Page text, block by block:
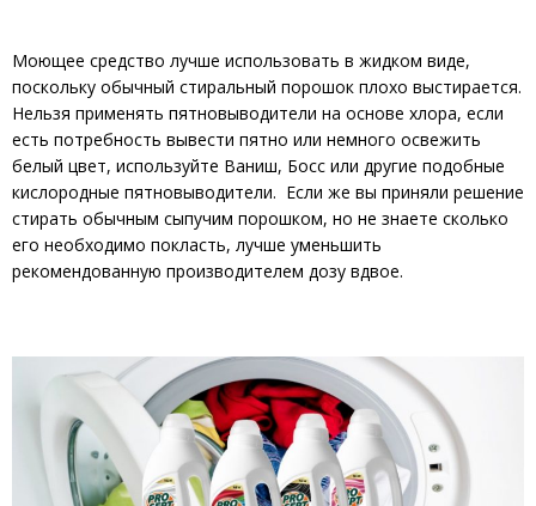
Моющее средство лучше использовать в жидком виде,
поскольку обычный стиральный порошок плохо выстирается.
Нельзя применять пятновыводители на основе хлора, если
есть потребность вывести пятно или немного освежить
белый цвет, используйте Ваниш, Босс или другие подобные
кислородные пятновыводители. Если же вы приняли решение
стирать обычным сыпучим порошком, но не знаете сколько
его необходимо покласть, лучше уменьшить
рекомендованную производителем дозу вдвое.